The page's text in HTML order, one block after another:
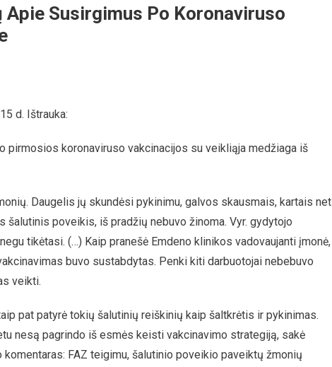
Susirgimus Po Koronaviruso
d. Ištrauka:
pirmosios koronaviruso vakcinacijos su veikliąja medžiaga iš
Daugelis jų skundėsi pykinimu, galvos skausmais, kartais net
poveikis, iš pradžių nebuvo žinoma. Vyr. gydytojo
tikėtasi. (…) Kaip pranešė Emdeno klinikos vadovaujanti įmonė,
buvo sustabdytas. Penki kiti darbuotojai nebebuvo
veikti.
pat patyrė tokių šalutinių reiškinių kaip šaltkrėtis ir pykinimas.
nesą pagrindo iš esmės keisti vakcinavimo strategiją, sakė
FAZ teigimu, šalutinio poveikio paveiktų žmonių